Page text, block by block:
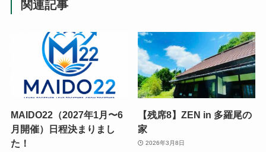
関連記事
MAIDO22（2027年1月〜6
月開催）日程決まりまし
た！
【残席8】ZEN in 多羅尾の
家
2026年3月8日